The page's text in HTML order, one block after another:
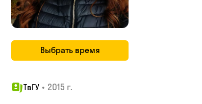
Выбрать время
ТвГУ • 2015 г.